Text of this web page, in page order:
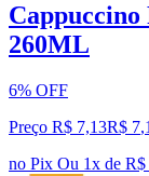
Cappuccino
260ML
6% OFF
Preço R$ 7,13R$ 7,
no Pix Ou 1x de R$